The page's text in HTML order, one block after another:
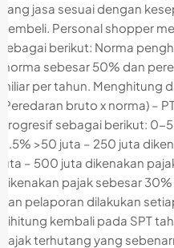
uang jasa sesuai dengan
pembeli. Personal shopper
sebagai berikut: Norma
(norma sebesar 50% dan
miliar per tahun. Menghitung
(Peredaran bruto x norma) –
progresif sebagai berikut: 0-
0.5% >50 juta – 250 juta
juta – 500 juta dikenakan
dikenakan pajak sebesar
dan pelaporan dilakukan
dihitung kembali pada SPT
pajak terhutang yang